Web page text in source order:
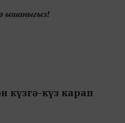
ышаныгыз!
күзгә-күз карап